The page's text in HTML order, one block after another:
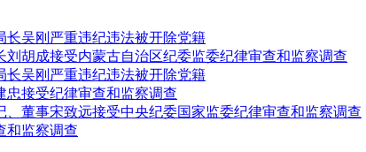
长吴刚严重违纪违法被开除党籍
胡成接受内蒙古自治区纪委监委纪律审查和监察调查
长吴刚严重违纪违法被开除党籍
忠接受纪律审查和监察调查
董事宋致远接受中央纪委国家监委纪律审查和监察调查
和监察调查